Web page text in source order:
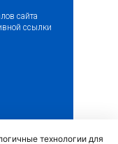
сайта
ссылки
технологии для